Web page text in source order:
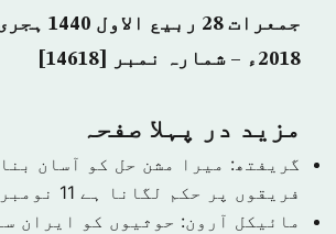
2018ء – شمارہ نمبر [14618]
مزید در پہلا صفحہ
گریفتھ: میرا مشن حل کو آسان
فریقوں پر حکم لگانا ہے 11 نومبر 2019
مائیکل آرون: حوثیوں کو ایران